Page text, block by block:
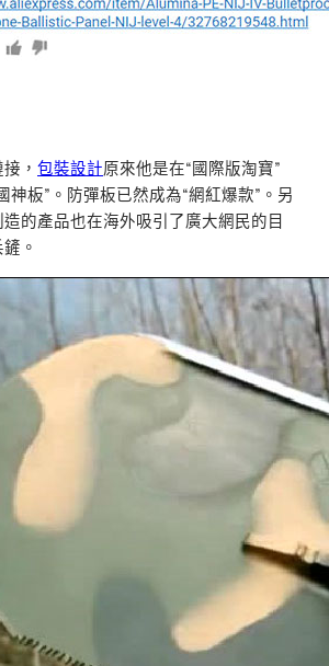
， 包裝設計原來他是在“國際版淘寶”
神板”。防彈板已然成為“網紅爆款”。另
的產品也在海外吸引了廣大網民的目
。